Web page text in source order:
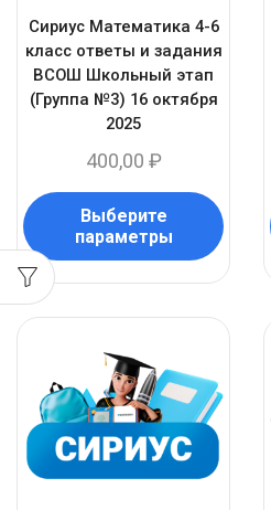
Сириус Математика 4-6
класс ответы и задания
ВСОШ Школьный этап
(Группа №3) 16 октября
2025
400,00 ₽
Выберите
параметры